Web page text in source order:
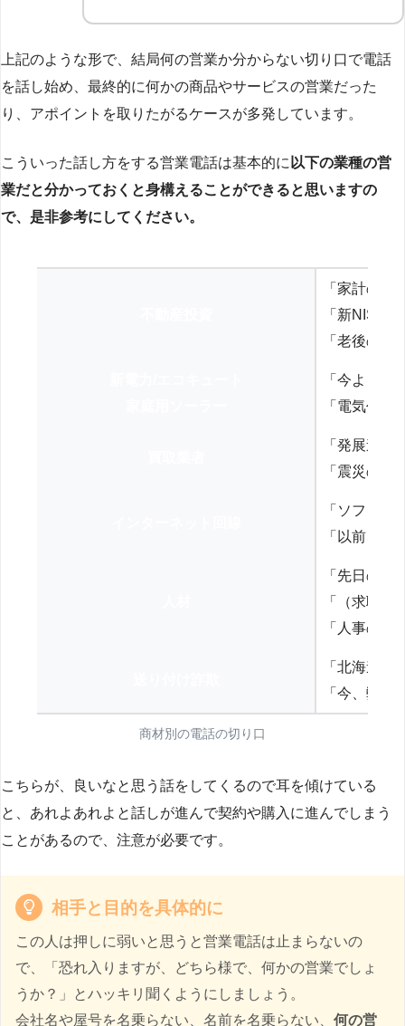
上記のような形で、結局何の営業か分からない切り口で電話
を話し始め、最終的に何かの商品やサービスの営業だった
り、アポイントを取りたがるケースが多発しています。
こういった話し方をする営業電話は基本的に 以下の業種の営
業だと分かっておくと身構えることができると思いますの
で、是非参考にしてください。
「家計の見
「新NISA
「老後の
「今より
「電気代を
「発展途
「震災の
「ソフト
「以前、
「先日の
「（求職
「人事の方
「北海道
「今、弊
商材別の電話の切り口
こちらが、良いなと思う話をしてくるので耳を傾けている
と、あれよあれよと話しが進んで契約や購入に進んでしまう
ことがあるので、注意が必要です。
相手と目的を具体的に
この人は押しに弱いと思うと営業電話は止まらないの
で、「恐れ入りますが、どちら様で、何かの営業でしょ
うか？」とハッキリ聞くようにしましょう。
会社名や屋号を名乗らない、名前を名乗らない、 何の営